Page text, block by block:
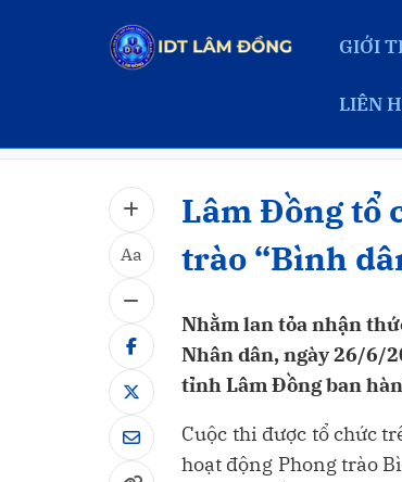
GIỚI
LIÊN
Aa
Lâm Đồng tổ
trào “Bình
Nhằm lan tỏa nhận
Nhân dân, ngày 26/6/
tỉnh Lâm Đồng ban
Cuộc thi được tổ chức
hoạt động Phong trào